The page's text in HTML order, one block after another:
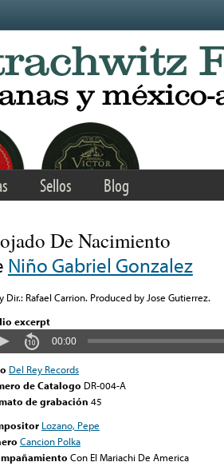
Sellos Blog
De Nacimiento
Niño Gabriel Gonzalez
Dir.: Rafael Carrion. Produced by Jose Gutierrez.
excerpt
00:00
Del Rey Records
de Catalogo DR-004-A
de grabación 45
Lozano, Pepe
Cancion Polka
Con El Mariachi De America